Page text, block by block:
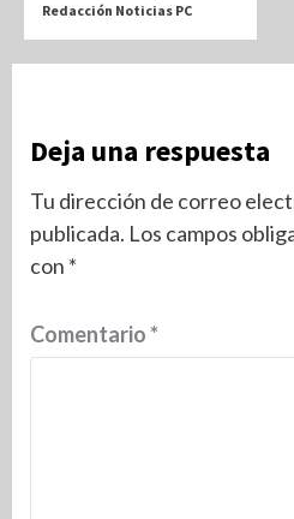
Redacción Noticias PC
Deja una respuesta
Tu dirección de correo
publicada. Los campos
con *
Comentario*